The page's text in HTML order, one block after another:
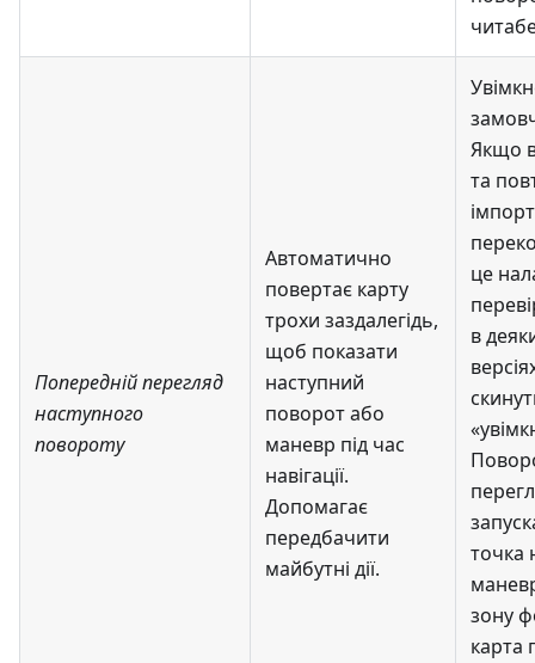
Попередній перегляд
наступного
повороту
Автоматично
повертає карту
трохи заздалегідь,
щоб показати
наступний
поворот або
маневр під час
навігації.
Допомагає
передбачити
майбутні дії.
Якщо
та
це
в
точка
зону
карта